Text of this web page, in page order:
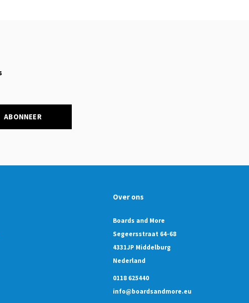
ABONNEER
Over ons
Boards and More
Segeersstraat 64-68
4331JP Middelburg
Nederland
0118 625440
info@boardsandmore.eu